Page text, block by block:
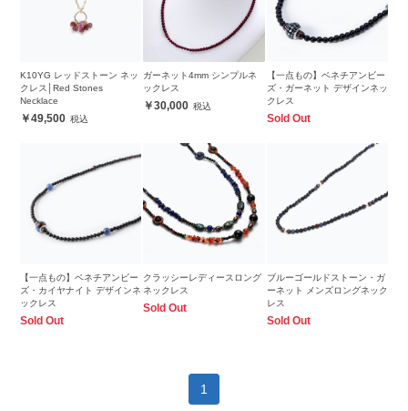
K10YG レッドストーン ネッ
クレス│Red Stones
Necklace
49,500
ガーネット4mm シンプルネ
ックレス
30,000
【一点もの】ベネチアンビー
ズ・ガーネット デザインネッ
クレス
Sold Out
【一点もの】ベネチアンビー
ズ・カイヤナイト デザインネ
ックレス
Sold Out
クラッシーレディースロング
ネックレス
Sold Out
ブルーゴールドストーン・ガ
ーネット メンズロングネック
レス
Sold Out
1